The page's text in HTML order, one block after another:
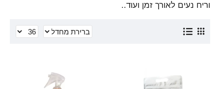
וריח נעים לאורך זמן ועוד..